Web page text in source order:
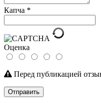
Капча *
Оценка
Перед публикацией
Отправить